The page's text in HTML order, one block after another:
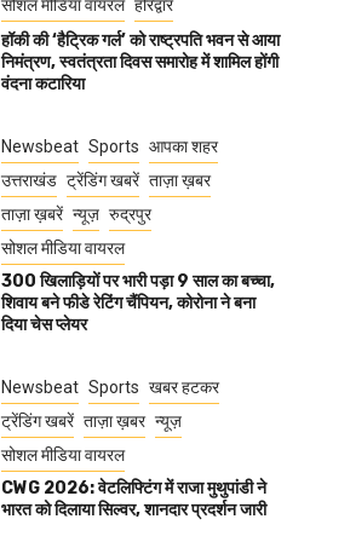
सोशल मीडिया वायरल हरिद्वार
हॉकी की ‘हैट्रिक गर्ल’ को राष्ट्रपति भवन से आया
निमंत्रण, स्वतंत्रता दिवस समारोह में शामिल होंगी
वंदना कटारिया
Newsbeat Sports आपका शहर
उत्तराखंड ट्रेंडिंग खबरें ताज़ा ख़बर
ताज़ा ख़बरें न्यूज़ रुद्रपुर
सोशल मीडिया वायरल
300 खिलाड़ियों पर भारी पड़ा 9 साल का बच्चा,
शिवाय बने फीडे रेटिंग चैंपियन, कोरोना ने बना
दिया चेस प्लेयर
Newsbeat Sports खबर हटकर
ट्रेंडिंग खबरें ताज़ा ख़बर न्यूज़
सोशल मीडिया वायरल
CWG 2026: वेटलिफ्टिंग में राजा मुथुपांडी ने
भारत को दिलाया सिल्वर, शानदार प्रदर्शन जारी